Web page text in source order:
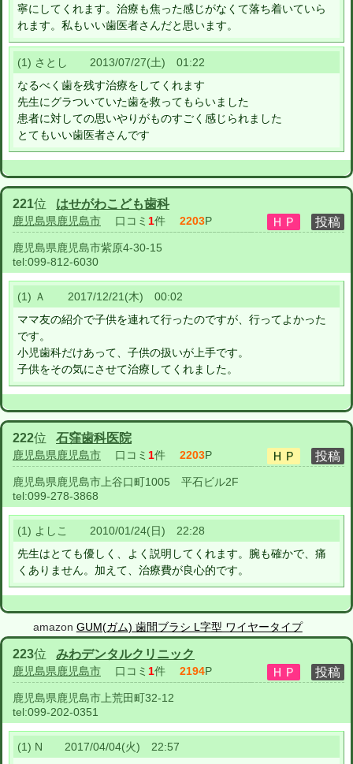
寧にしてくれます。治療も焦った感じがなくて落ち着いていら
れます。私もいい歯医者さんだと思います。
(1) さとし 2013/07/27(土) 01:22
なるべく歯を残す治療をしてくれます
先生にグラついていた歯を救ってもらいました
患者に対しての思いやりがものすごく感じられました
とてもいい歯医者さんです
221位 はせがわこども歯科
鹿児島県鹿児島市 口コミ 1件 2203P
鹿児島県鹿児島市紫原4-30-15
tel:099-812-6030
(1) Ａ 2017/12/21(木) 00:02
ママ友の紹介で子供を連れて行ったのですが、行ってよかった
です。
小児歯科だけあって、子供の扱いが上手です。
子供をその気にさせて治療してくれました。
222位 石窪歯科医院
鹿児島県鹿児島市 口コミ 1件 2203P
鹿児島県鹿児島市上谷口町1005 平石ビル2F
tel:099-278-3868
(1) よしこ 2010/01/24(日) 22:28
先生はとても優しく、よく説明してくれます。腕も確かで、痛
くありません。加えて、治療費が良心的です。
amazon GUM(ガム) 歯間ブラシ L字型 ワイヤータイプ
223位 みわデンタルクリニック
鹿児島県鹿児島市 口コミ 1件 2194P
鹿児島県鹿児島市上荒田町32-12
tel:099-202-0351
(1) N 2017/04/04(火) 22:57